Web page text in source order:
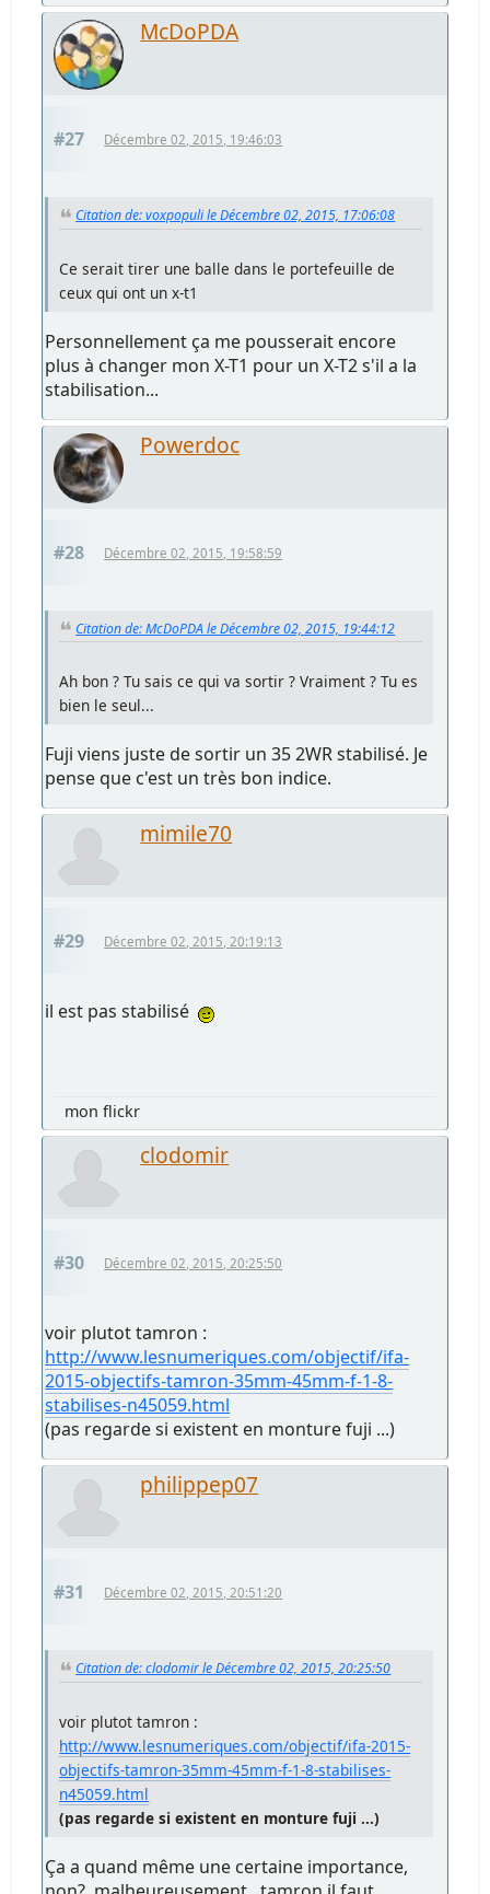
McDoPDA
#27 Décembre 02, 2015, 19:46:03
Citation de: voxpopuli le Décembre 02, 2015, 17:06:08
Ce serait tirer une balle dans le portefeuille de
ceux qui ont un x-t1
Personnellement ça me pousserait encore
plus à changer mon X-T1 pour un X-T2 s'il a la
stabilisation...
Powerdoc
#28 Décembre 02, 2015, 19:58:59
Citation de: McDoPDA le Décembre 02, 2015, 19:44:12
Ah bon ? Tu sais ce qui va sortir ? Vraiment ? Tu es
bien le seul...
Fuji viens juste de sortir un 35 2WR stabilisé. Je
pense que c'est un très bon indice.
mimile70
#29 Décembre 02, 2015, 20:19:13
il est pas stabilisé
mon flickr
clodomir
#30 Décembre 02, 2015, 20:25:50
voir plutot tamron :
http://www.lesnumeriques.com/objectif/ifa-
2015-objectifs-tamron-35mm-45mm-f-1-8-
stabilises-n45059.html
(pas regarde si existent en monture fuji ...)
philippep07
#31 Décembre 02, 2015, 20:51:20
Citation de: clodomir le Décembre 02, 2015, 20:25:50
voir plutot tamron :
http://www.lesnumeriques.com/objectif/ifa-2015-
objectifs-tamron-35mm-45mm-f-1-8-stabilises-
n45059.html
(pas regarde si existent en monture fuji ...)
Ça a quand même une certaine importance,